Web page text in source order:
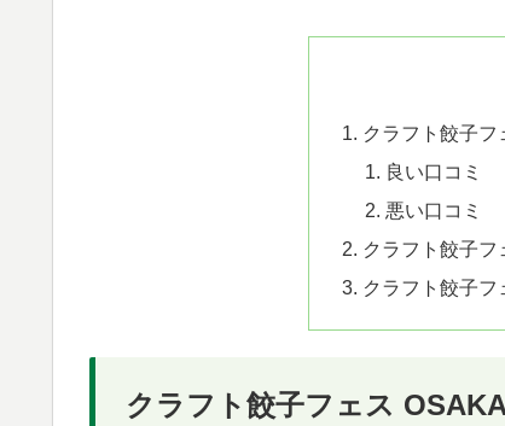
クラフト餃子
良い口コミ
悪い口コミ
クラフト餃子
クラフト餃子
クラフト餃子フェス